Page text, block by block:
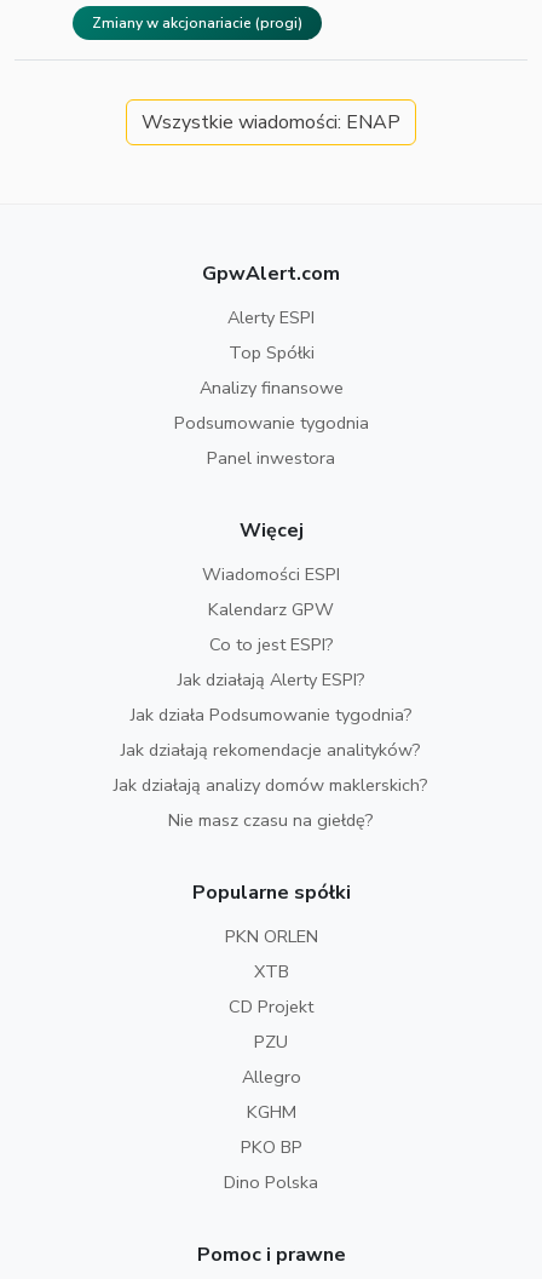
Zmiany w akcjonariacie (progi)
Wszystkie wiadomości: ENAP
GpwAlert.com
Alerty ESPI
Top Spółki
Analizy finansowe
Podsumowanie tygodnia
Panel inwestora
Więcej
Wiadomości ESPI
Kalendarz GPW
Co to jest ESPI?
Jak działają Alerty ESPI?
Jak działa Podsumowanie tygodnia?
Jak działają rekomendacje analityków?
Jak działają analizy domów maklerskich?
Nie masz czasu na giełdę?
Popularne spółki
PKN ORLEN
XTB
CD Projekt
PZU
Allegro
KGHM
PKO BP
Dino Polska
Pomoc i prawne